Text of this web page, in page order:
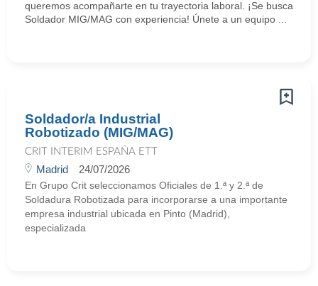
queremos acompañarte en tu trayectoria laboral. ¡Se busca
Soldador MIG/MAG con experiencia! Únete a un equipo ...
Soldador/a Industrial
Robotizado (MIG/MAG)
CRIT INTERIM ESPAÑA ETT
Madrid 24/07/2026
En Grupo Crit seleccionamos Oficiales de 1.ª y 2.ª de
Soldadura Robotizada para incorporarse a una importante
empresa industrial ubicada en Pinto (Madrid),
especializada